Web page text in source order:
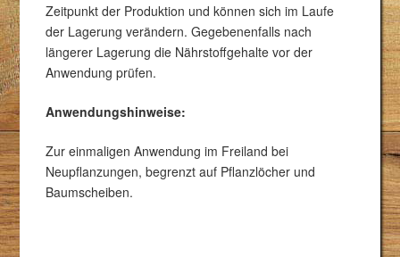
Zeitpunkt der Produktion und können sich im Laufe
der Lagerung verändern. Gegebenenfalls nach
längerer Lagerung die Nährstoffgehalte vor der
Anwendung prüfen.
Anwendungshinweise:
Zur einmaligen Anwendung im Freiland bei
Neupflanzungen, begrenzt auf Pflanzlöcher und
Baumscheiben.